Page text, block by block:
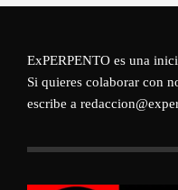
ExPERPENTO es una
Si quieres colaborar con
escribe a